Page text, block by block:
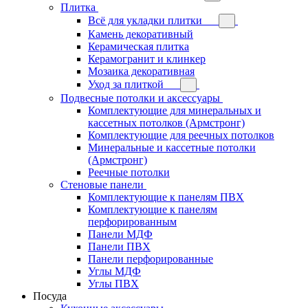
Плитка
Всё для укладки плитки
Камень декоративный
Керамическая плитка
Керамогранит и клинкер
Мозаика декоративная
Уход за плиткой
Подвесные потолки и аксессуары
Комплектующие для минеральных и
кассетных потолков (Армстронг)
Комплектующие для реечных потолков
Минеральные и кассетные потолки
(Армстронг)
Реечные потолки
Стеновые панели
Комплектующие к панелям ПВХ
Комплектующие к панелям
перфорированным
Панели МДФ
Панели ПВХ
Панели перфорированные
Углы МДФ
Углы ПВХ
Посуда